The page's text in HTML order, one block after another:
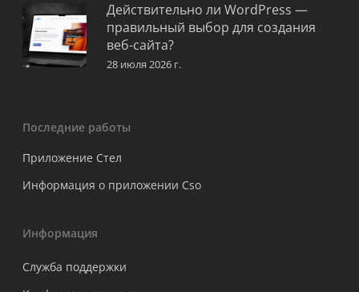
Действительно ли WordPress —
правильный выбор для создания
веб-сайта?
28 июля 2026 г.
Последние работы
Приложение Стел
Информация о приложении Cso
Информация
Служба поддержки